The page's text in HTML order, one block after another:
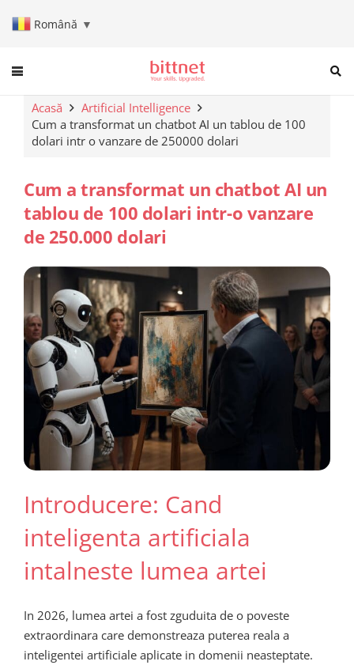
Română ▼
When autocomplete results
Acasă
Artificial Intelligence
Cum a transformat un chatbot AI un tablou de 100
dolari intr o vanzare de 250000 dolari
Cum a transformat un chatbot AI un
tablou de 100 dolari intr-o vanzare
de 250.000 dolari
Introducere: Cand
inteligenta artificiala
intalneste lumea artei
In 2026, lumea artei a fost zguduita de o poveste
extraordinara care demonstreaza puterea reala a
inteligentei artificiale aplicate in domenii neasteptate.